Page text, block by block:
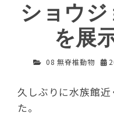
ショウ
を展
08 無脊椎動物
久しぶりに水族館
た。